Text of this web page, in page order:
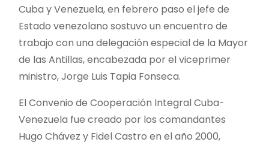
Cuba y Venezuela, en febrero paso el jefe de
Estado venezolano sostuvo un encuentro de
trabajo con una delegación especial de la Mayor
de las Antillas, encabezada por el viceprimer
ministro, Jorge Luis Tapia Fonseca.
El Convenio de Cooperación Integral Cuba-
Venezuela fue creado por los comandantes
Hugo Chávez y Fidel Castro en el año 2000,